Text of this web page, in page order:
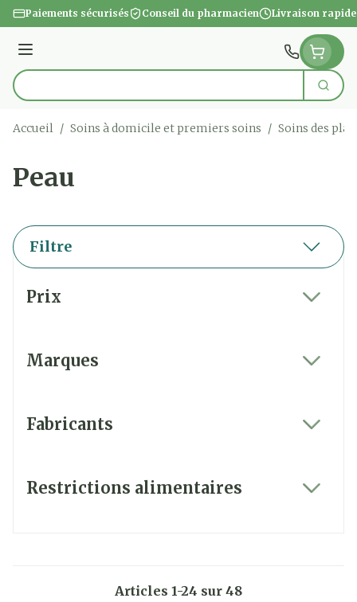
Aller au contenu
Paiements sécurisés Conseil du pharmacien Livraison rapide
Menu
Rechercher
Accueil / Soins à domicile et premiers soins / Soins des
Peau
Filtre
Prix
Marques
Fabricants
Restrictions alimentaires
Articles 1-24 sur 48